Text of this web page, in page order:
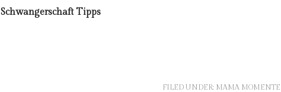
Schwangerschaft Tipps
FILED UNDER: MAMA MOMENTE